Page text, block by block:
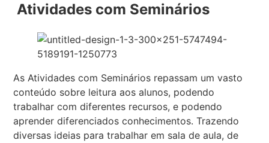
Atividades com Seminários
As Atividades com Seminários repassam um vasto
conteúdo sobre leitura aos alunos, podendo
trabalhar com diferentes recursos, e podendo
aprender diferenciados conhecimentos. Trazendo
diversas ideias para trabalhar em sala de aula, de